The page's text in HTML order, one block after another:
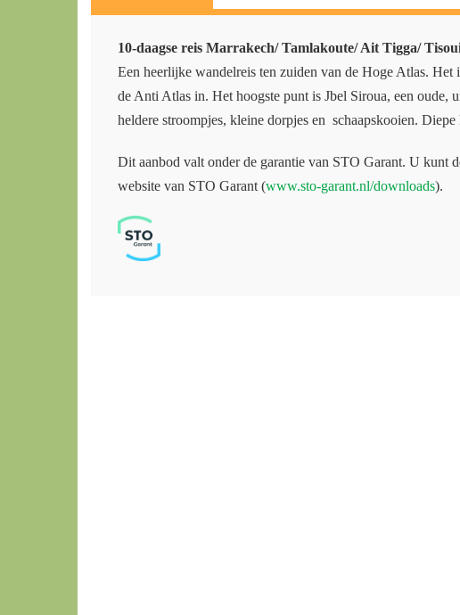
10-daagse reis Marrakech/ Tamlakoute/ Ait Tigga/
Een heerlijke wandelreis ten zuiden van de Hoge Atlas.
de Anti Atlas in. Het hoogste punt is Jbel Siroua, een oude,
heldere stroompjes, kleine dorpjes en schaapskooien.
Dit aanbod valt onder de garantie van STO Garant. U kunt
website van STO Garant (www.sto-garant.nl/downloads).